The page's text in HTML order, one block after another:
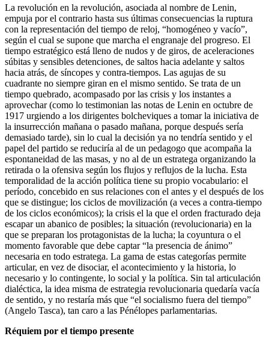
La revolución en la revolución, asociada al nombre de Lenin,
empuja por el contrario hasta sus últimas consecuencias la ruptura
con la representación del tiempo de reloj, “homogéneo y vacío”,
según el cual se supone que marcha el engranaje del progreso. El
tiempo estratégico está lleno de nudos y de giros, de aceleraciones
súbitas y sensibles detenciones, de saltos hacia adelante y saltos
hacia atrás, de síncopes y contra-tiempos. Las agujas de su
cuadrante no siempre giran en el mismo sentido. Se trata de un
tiempo quebrado, acompasado por las crisis y los instantes a
aprovechar (como lo testimonian las notas de Lenin en octubre de
1917 urgiendo a los dirigentes bolcheviques a tomar la iniciativa de
la insurrección mañana o pasado mañana, porque después sería
demasiado tarde), sin lo cual la decisión ya no tendría sentido y el
papel del partido se reduciría al de un pedagogo que acompaña la
espontaneidad de las masas, y no al de un estratega organizando la
retirada o la ofensiva según los flujos y reflujos de la lucha. Esta
temporalidad de la acción política tiene su propio vocabulario: el
período, concebido en sus relaciones con el antes y el después de los
que se distingue; los ciclos de movilización (a veces a contra-tiempo
de los ciclos económicos); la crisis el la que el orden fracturado deja
escapar un abanico de posibles; la situación (revolucionaria) en la
que se preparan los protagonistas de la lucha; la coyuntura o el
momento favorable que debe captar “la presencia de ánimo”
necesaria en todo estratega. La gama de estas categorías permite
articular, en vez de disociar, el acontecimiento y la historia, lo
necesario y lo contingente, lo social y la política. Sin tal articulación
dialéctica, la idea misma de estrategia revolucionaria quedaría vacía
de sentido, y no restaría más que “el socialismo fuera del tiempo”
(Angelo Tasca), tan caro a las Pénélopes parlamentarias.
Réquiem por el tiempo presente